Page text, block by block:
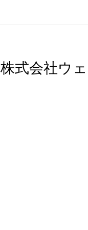
株式会社ウ